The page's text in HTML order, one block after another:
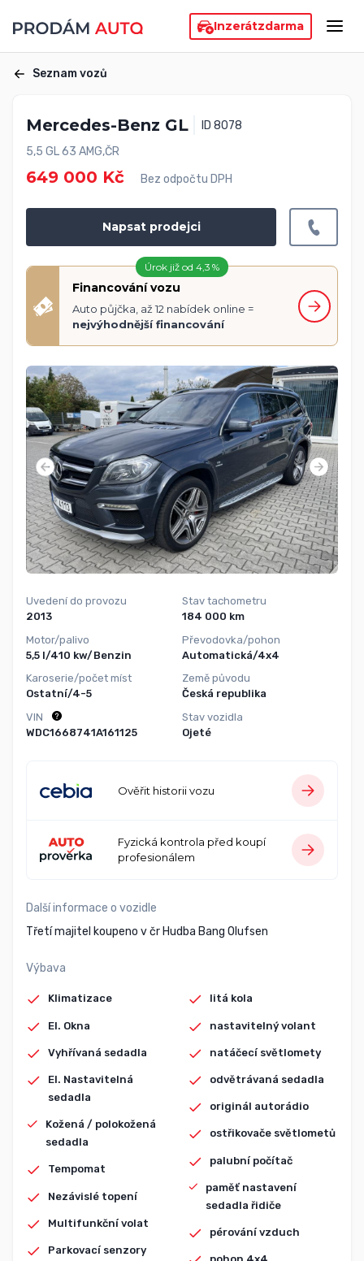
Inzerátzdarma
Seznam vozů
Mercedes-Benz GL
ID 8078
5,5 GL 63 AMG,ČR
649 000 Kč Bez odpočtu DPH
Napsat prodejci
Úrok již od 4,3 %
Financování vozu
Auto půjčka, až 12 nabídek online =
nejvýhodnější financování
Uvedení do provozu
2013
Motor/palivo
5,5 l/410 kw/Benzin
Karoserie/počet míst
Ostatní/4-5
Stav tachometru
184 000 km
Převodovka/pohon
Automatická/4x4
Země původu
Česká republika
VIN
WDC1668741A161125
Stav vozidla
Ojeté
Ověřit historii vozu
Fyzická kontrola před koupí
profesionálem
Další informace o vozidle
Třetí majitel koupeno v čr Hudba Bang Olufsen
Výbava
Klimatizace
El. Okna
Vyhřívaná sedadla
El. Nastavitelná
sedadla
Kožená / polokožená
sedadla
Tempomat
Nezávislé topení
Multifunkční volat
Parkovací senzory
litá kola
nastavitelný volant
natáčecí světlomety
odvětrávaná sedadla
originál autorádio
ostřikovače světlometů
palubní počítač
paměť nastavení
sedadla řidiče
pérování vzduch